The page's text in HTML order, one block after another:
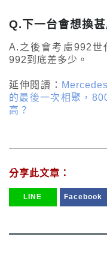
Q.下一台會想換甚
A.之後會考慮992世
992到底差多少。
延伸閱讀：
的最後一次相聚，
高？
分享此文章：
LINE Facebook